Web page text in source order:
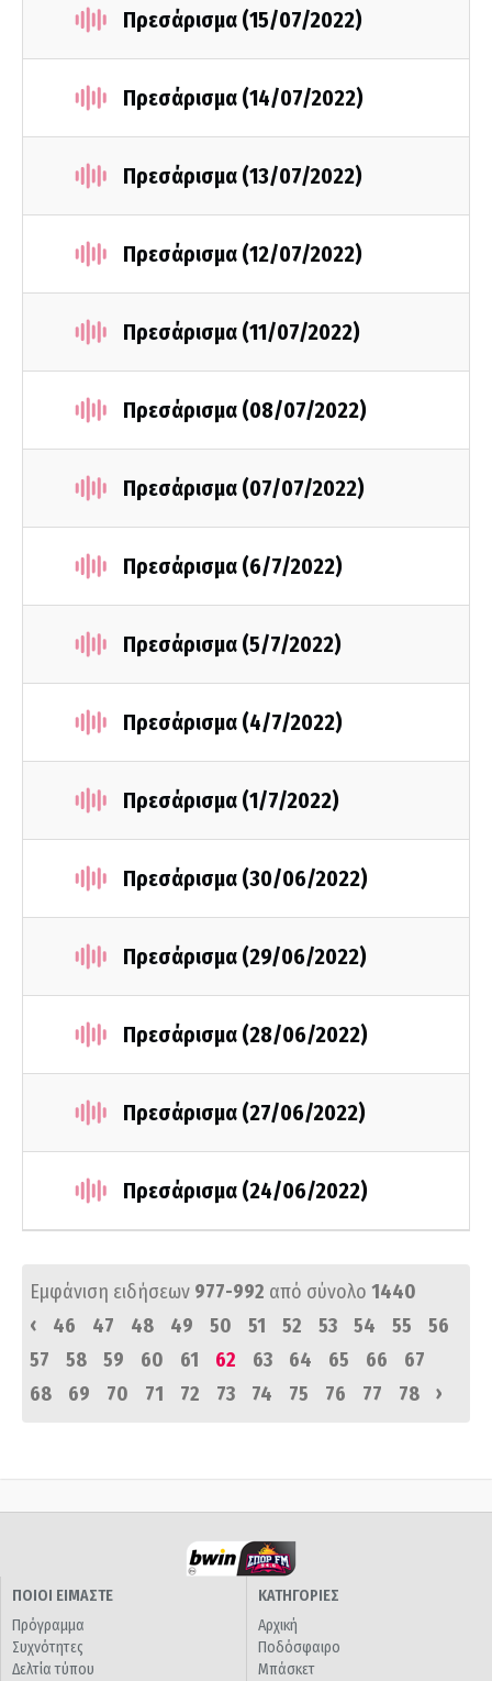
Πρεσάρισμα (15/07/2022)
Πρεσάρισμα (14/07/2022)
Πρεσάρισμα (13/07/2022)
Πρεσάρισμα (12/07/2022)
Πρεσάρισμα (11/07/2022)
Πρεσάρισμα (08/07/2022)
Πρεσάρισμα (07/07/2022)
Πρεσάρισμα (6/7/2022)
Πρεσάρισμα (5/7/2022)
Πρεσάρισμα (4/7/2022)
Πρεσάρισμα (1/7/2022)
Πρεσάρισμα (30/06/2022)
Πρεσάρισμα (29/06/2022)
Πρεσάρισμα (28/06/2022)
Πρεσάρισμα (27/06/2022)
Πρεσάρισμα (24/06/2022)
Εμφάνιση ειδήσεων 977-992 από σύνολο 1440
‹
46 47 48 49 50 51 52 53 54 55
56
57
58 59 60 61 62 63 64 65 66
67
68
69 70 71 72 73 74 75 76 77 78 ›
ΠΟΙΟΙ ΕΙΜΑΣΤΕ
Πρόγραμμα
Συχνότητες
Δελτία τύπου
ΚΑΤΗΓΟΡΙΕΣ
Αρχική
Ποδόσφαιρο
Μπάσκετ